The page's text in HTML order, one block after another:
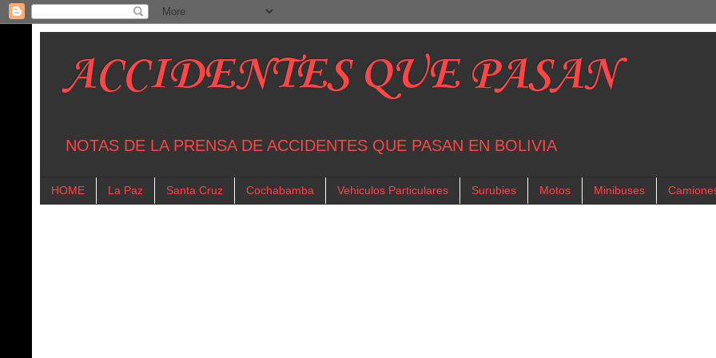
ACCIDENTES QUE PASAN
NOTAS DE LA PRENSA DE ACCIDENTES QUE PASAN EN BOLIVIA
HOME La Paz Santa Cruz Cochabamba Vehiculos Particulares Surubies Motos Minibuses